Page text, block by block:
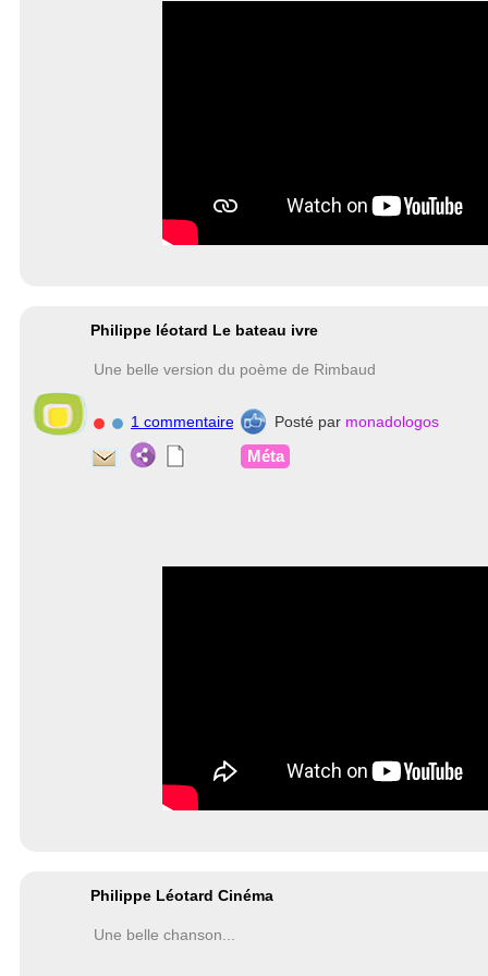
Philippe léotard Le bateau ivre
Une belle version du poème de Rimbaud
1 commentaire Posté par monadologos
Méta
Philippe Léotard Cinéma
Une belle chanson...